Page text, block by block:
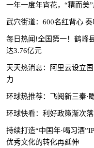
一年一度年宵花，“精而美
武穴街道：600名红背心
每日热闻!全国第一！鹤峰
达3.76亿元
天天热消息：阿里云设立
力
环球热推荐：飞阅新三秦·
持续打造“中国年·喝习酒
优秀文化的转化再延伸